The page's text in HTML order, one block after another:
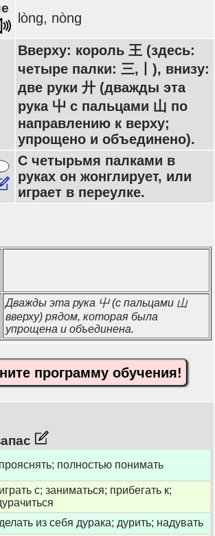
lòng, nòng
Вверху: король 王 (здесь:
четыре палки: 三,丨), внизу:
две руки 廾 (дважды эта
рука 屮 с пальцами 山 по
направлению к верху;
упрощено и объединено).
С четырьмя палками в
руках он жонглирует, или
играет в переулке.
Дважды эта рука 屮 (с пальцами 山
вверху) рядом, которая была
упрощена и объединена.
программу обучения!
прояснять; полностью понимать
играть с; заниматься; прибегать к;
делать из себя дурака; дурить; надувать